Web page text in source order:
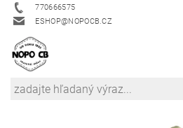
770666575
ESHOP@NOPOCB.CZ